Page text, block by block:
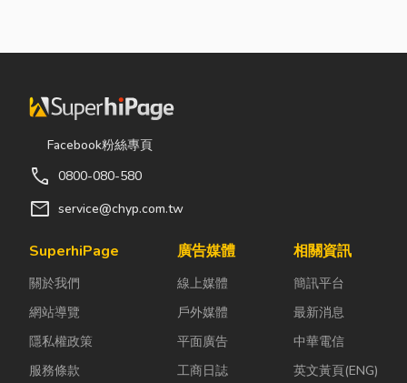
料行採購。除
齊全，也能依
照施工需求，
快速找到合適
插座、燈具、
馬達、衛浴設
關產品。 無論
關、安裝節能
燈具、處...
公室時，常覺
什麼補什麼」
換來員工抱怨
辦公室空間設
司賺錢的戰
略！真正厲
害...
與各類球類運
抓一雙幾十元
上場。 「運動
鞋就像...
Facebook粉絲專頁
call 0800-080-580
mail service@chyp.com.tw
SuperhiPage
關於我們
網站導覽
隱私權政策
服務條款
廣告媒體
線上媒體
戶外媒體
平面廣告
工商日誌
相關資訊
簡訊平台
最新消息
中華電信
英文黃頁(ENG)